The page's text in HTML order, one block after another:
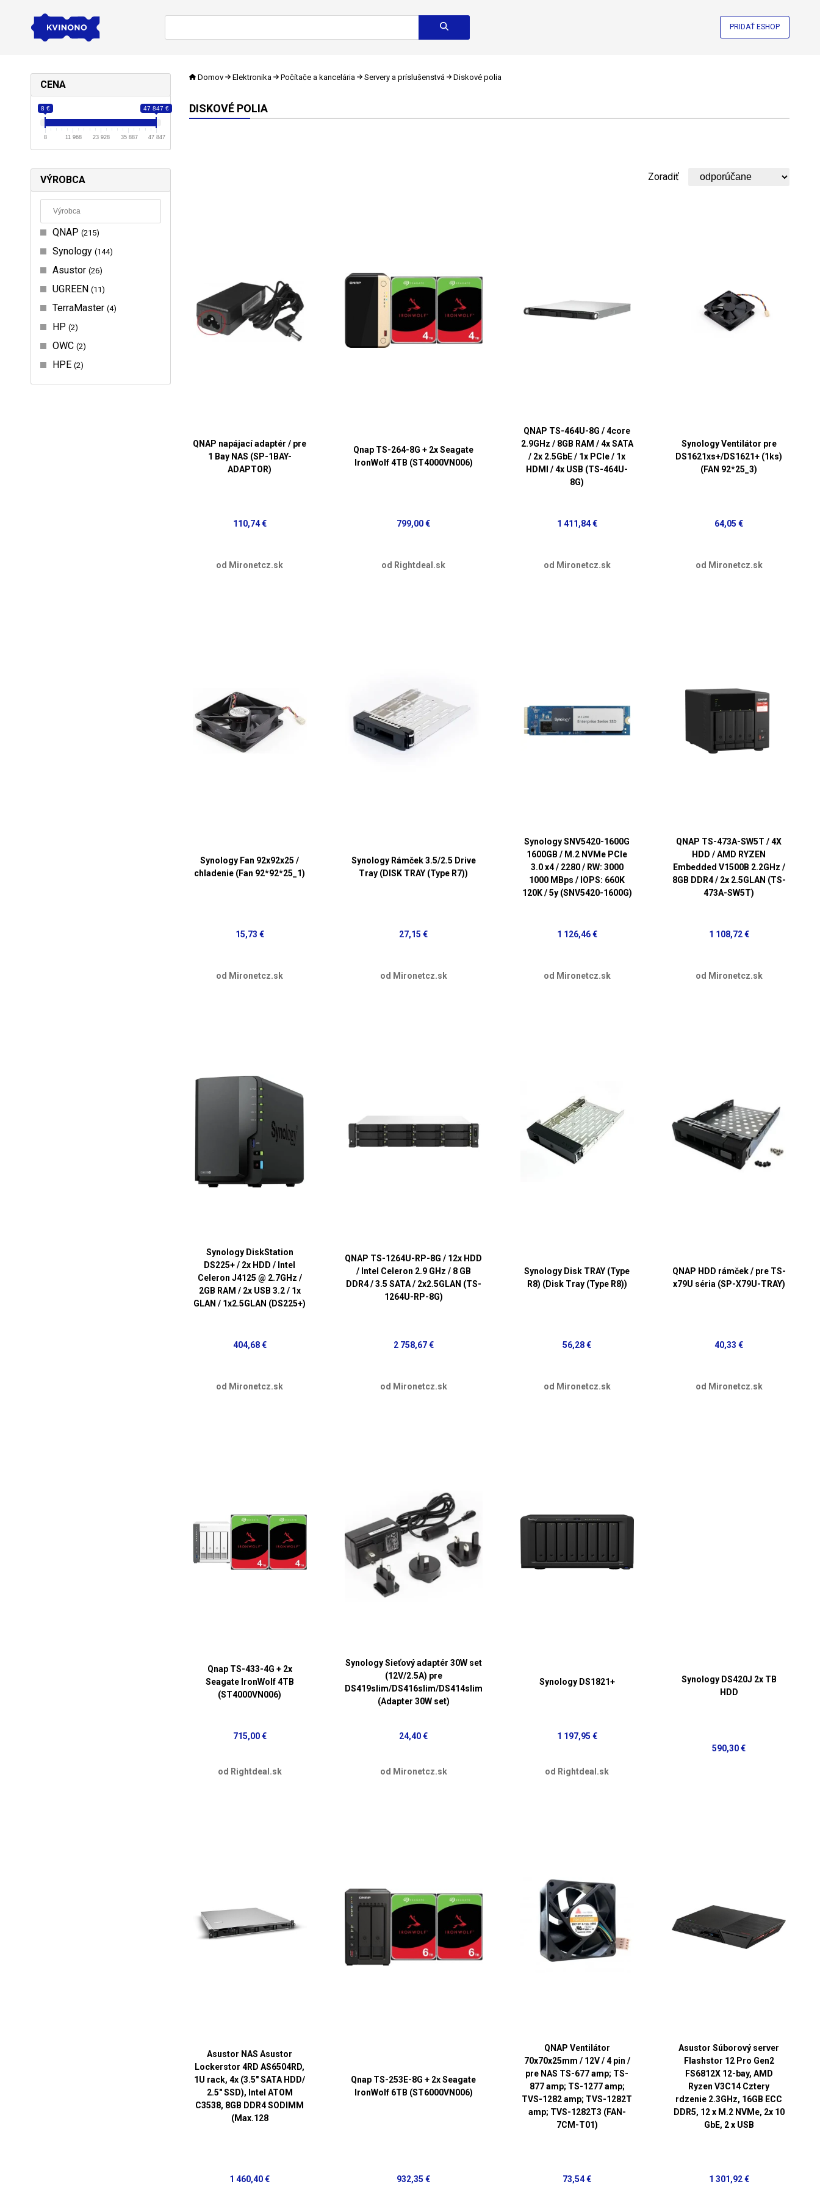
PRIDAŤ ESHOP
CENA
8 € 47 847 €
8 11 968 23 928 35 887 47 847
VÝROBCA
QNAP 215
Synology 144
Asustor 26
UGREEN 11
TerraMaster 4
HP 2
OWC 2
HPE 2
Domov Elektronika Počítače a kancelária Servery a príslušenstvá Diskové polia
DISKOVÉ POLIA
Zoradiť
QNAP napájací adaptér / pre
1 Bay NAS (SP-1BAY-
ADAPTOR)
110,74 €
od Mironetcz.sk
Qnap TS-264-8G + 2x Seagate
IronWolf 4TB (ST4000VN006)
799,00 €
od Rightdeal.sk
QNAP TS-464U-8G / 4core
2.9GHz / 8GB RAM / 4x SATA
/ 2x 2.5GbE / 1x PCIe / 1x
HDMI / 4x USB (TS-464U-
8G)
1 411,84 €
od Mironetcz.sk
Synology Ventilátor pre
DS1621xs+/DS1621+ (1ks)
(FAN 92*25_3)
64,05 €
od Mironetcz.sk
Synology Fan 92x92x25 /
chladenie (Fan 92*92*25_1)
15,73 €
od Mironetcz.sk
Synology Rámček 3.5/2.5 Drive
Tray (DISK TRAY (Type R7))
27,15 €
od Mironetcz.sk
Synology SNV5420-1600G
1600GB / M.2 NVMe PCIe
3.0 x4 / 2280 / RW: 3000
1000 MBps / IOPS: 660K
120K / 5y (SNV5420-1600G)
1 126,46 €
od Mironetcz.sk
QNAP TS-473A-SW5T / 4X
HDD / AMD RYZEN
Embedded V1500B 2.2GHz /
8GB DDR4 / 2x 2.5GLAN (TS-
473A-SW5T)
1 108,72 €
od Mironetcz.sk
Synology DiskStation
DS225+ / 2x HDD / Intel
Celeron J4125 @ 2.7GHz /
2GB RAM / 2x USB 3.2 / 1x
GLAN / 1x2.5GLAN (DS225+)
404,68 €
od Mironetcz.sk
QNAP TS-1264U-RP-8G / 12x HDD
/ Intel Celeron 2.9 GHz / 8 GB
DDR4 / 3.5 SATA / 2x2.5GLAN (TS-
1264U-RP-8G)
2 758,67 €
od Mironetcz.sk
Synology Disk TRAY (Type
R8) (Disk Tray (Type R8))
56,28 €
od Mironetcz.sk
QNAP HDD rámček / pre TS-
x79U séria (SP-X79U-TRAY)
40,33 €
od Mironetcz.sk
Qnap TS-433-4G + 2x
Seagate IronWolf 4TB
(ST4000VN006)
715,00 €
od Rightdeal.sk
Synology Sieťový adaptér 30W set
(12V/2.5A) pre
DS419slim/DS416slim/DS414slim
(Adapter 30W set)
24,40 €
od Mironetcz.sk
Synology DS1821+
1 197,95 €
od Rightdeal.sk
Synology DS420J 2x TB
HDD
590,30 €
Asustor NAS Asustor
Lockerstor 4RD AS6504RD,
1U rack, 4x (3.5" SATA HDD/
2.5" SSD), Intel ATOM
C3538, 8GB DDR4 SODIMM
(Max.128
1 460,40 €
Qnap TS-253E-8G + 2x Seagate
IronWolf 6TB (ST6000VN006)
932,35 €
QNAP Ventilátor
70x70x25mm / 12V / 4 pin /
pre NAS TS-677 amp; TS-
877 amp; TS-1277 amp;
TVS-1282 amp; TVS-1282T
amp; TVS-1282T3 (FAN-
7CM-T01)
73,54 €
Asustor Súborový server
Flashstor 12 Pro Gen2
FS6812X 12-bay, AMD
Ryzen V3C14 Cztery
rdzenie 2.3GHz, 16GB ECC
DDR5, 12 x M.2 NVMe, 2x 10
GbE, 2 x USB
1 301,92 €